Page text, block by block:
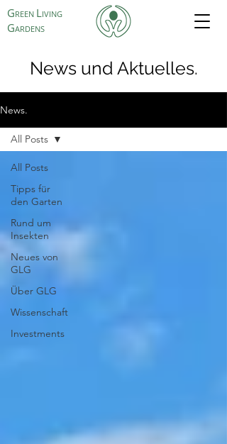
GREEN LIVING
GARDENS
News und Aktuelles.
News.
All Posts
Tipps für
den Garten
Rund um
Insekten
Neues von
GLG
Über GLG
Wissenschaft
Investments
All Posts